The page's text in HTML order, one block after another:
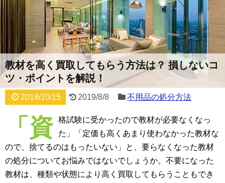
教材を高く買取してもらう方法は？ 損しないコ
ツ・ポイントを解説！
2018/10/15 2019/8/8 不用品の処分方法
「資 格試験に受かったので教材が必要なくなっ
た」「定価も高くあまり使わなかった教材な
ので、捨てるのはもったいない」と、要らなくなった教材
の処分についてお悩みではないでしょうか。不要になった
教材は、種類や状態により高く買取してもらうこともでき